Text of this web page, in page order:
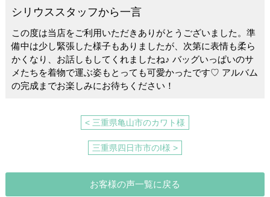
o
o
k
シリウススタッフから一言
この度は当店をご利用いただきありがとうございました。準
備中は少し緊張した様子もありましたが、次第に表情も柔ら
かくなり、お話しもしてくれましたね♪ バッグいっぱいのサ
メたちを着物で運ぶ姿もとっても可愛かったです♡ アルバム
の完成までお楽しみにお待ちください！
< 三重県亀山市のカワト様
三重県四日市市のI様 >
お客様の声一覧に戻る